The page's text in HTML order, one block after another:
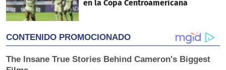
en la Copa Centroamericana